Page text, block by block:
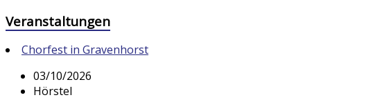
Veranstaltungen
Chorfest in Gravenhorst
03/10/2026
Hörstel